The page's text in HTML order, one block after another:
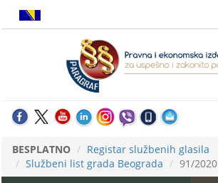
BESPLATNO
Registar službenih glasila
Službeni list grada Beograda
91/2020